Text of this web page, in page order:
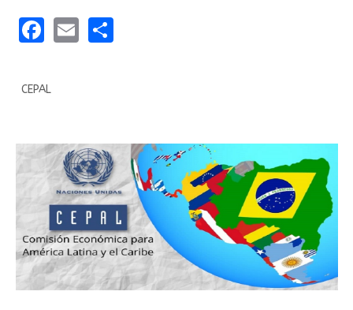
Facebook
EmailShare
CEPAL